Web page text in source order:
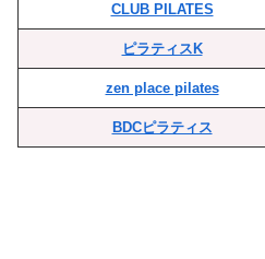
CLUB PILATES
ピラティスK
zen place pilates
BDCピラティス